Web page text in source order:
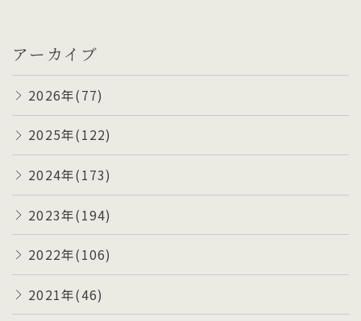
アーカイブ
2026年(77)
2025年(122)
2024年(173)
2023年(194)
2022年(106)
2021年(46)